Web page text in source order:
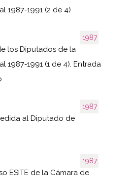
1987-1991 (2 de 4)
1987
los Diputados de la
1987-1991 (1 de 4). Entrada
1987
al Diputado de
1987
ESITE de la Cámara de